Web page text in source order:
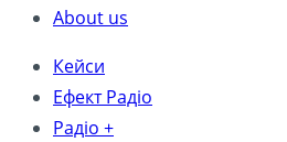
About us
Кейси
Ефект Радіо
Радіо +